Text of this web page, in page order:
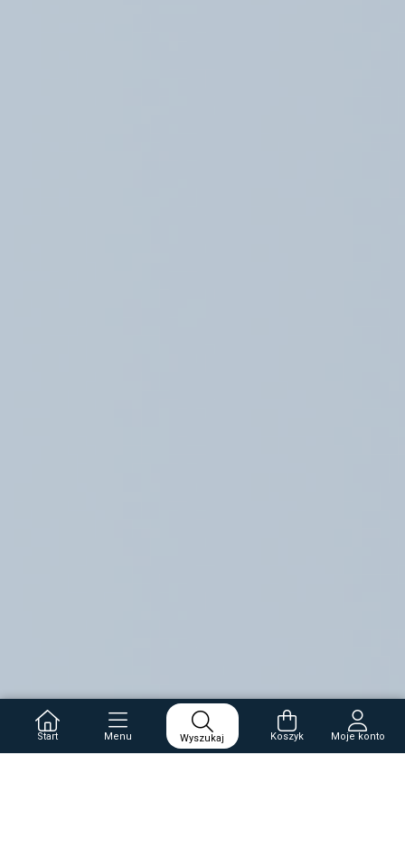
Start Menu Wyszukaj Koszyk Moje konto